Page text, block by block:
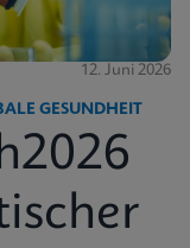
12. Juni 2026
GESUNDHEIT